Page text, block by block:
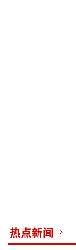
热点新闻